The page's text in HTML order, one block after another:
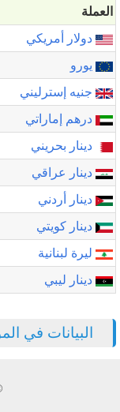
العملة
دولار أمريكي
يورو
جنيه إسترليني
درهم إماراتي
دينار بحريني
دينار عراقي
دينار أردني
دينار كويتي
ليرة لبنانية
دينار ليبي
البيانات في